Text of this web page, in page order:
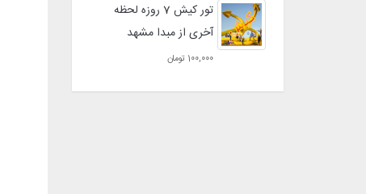
تور کیش 7 روزه لحظه
آخری از مبدا مشهد
100,000 تومان